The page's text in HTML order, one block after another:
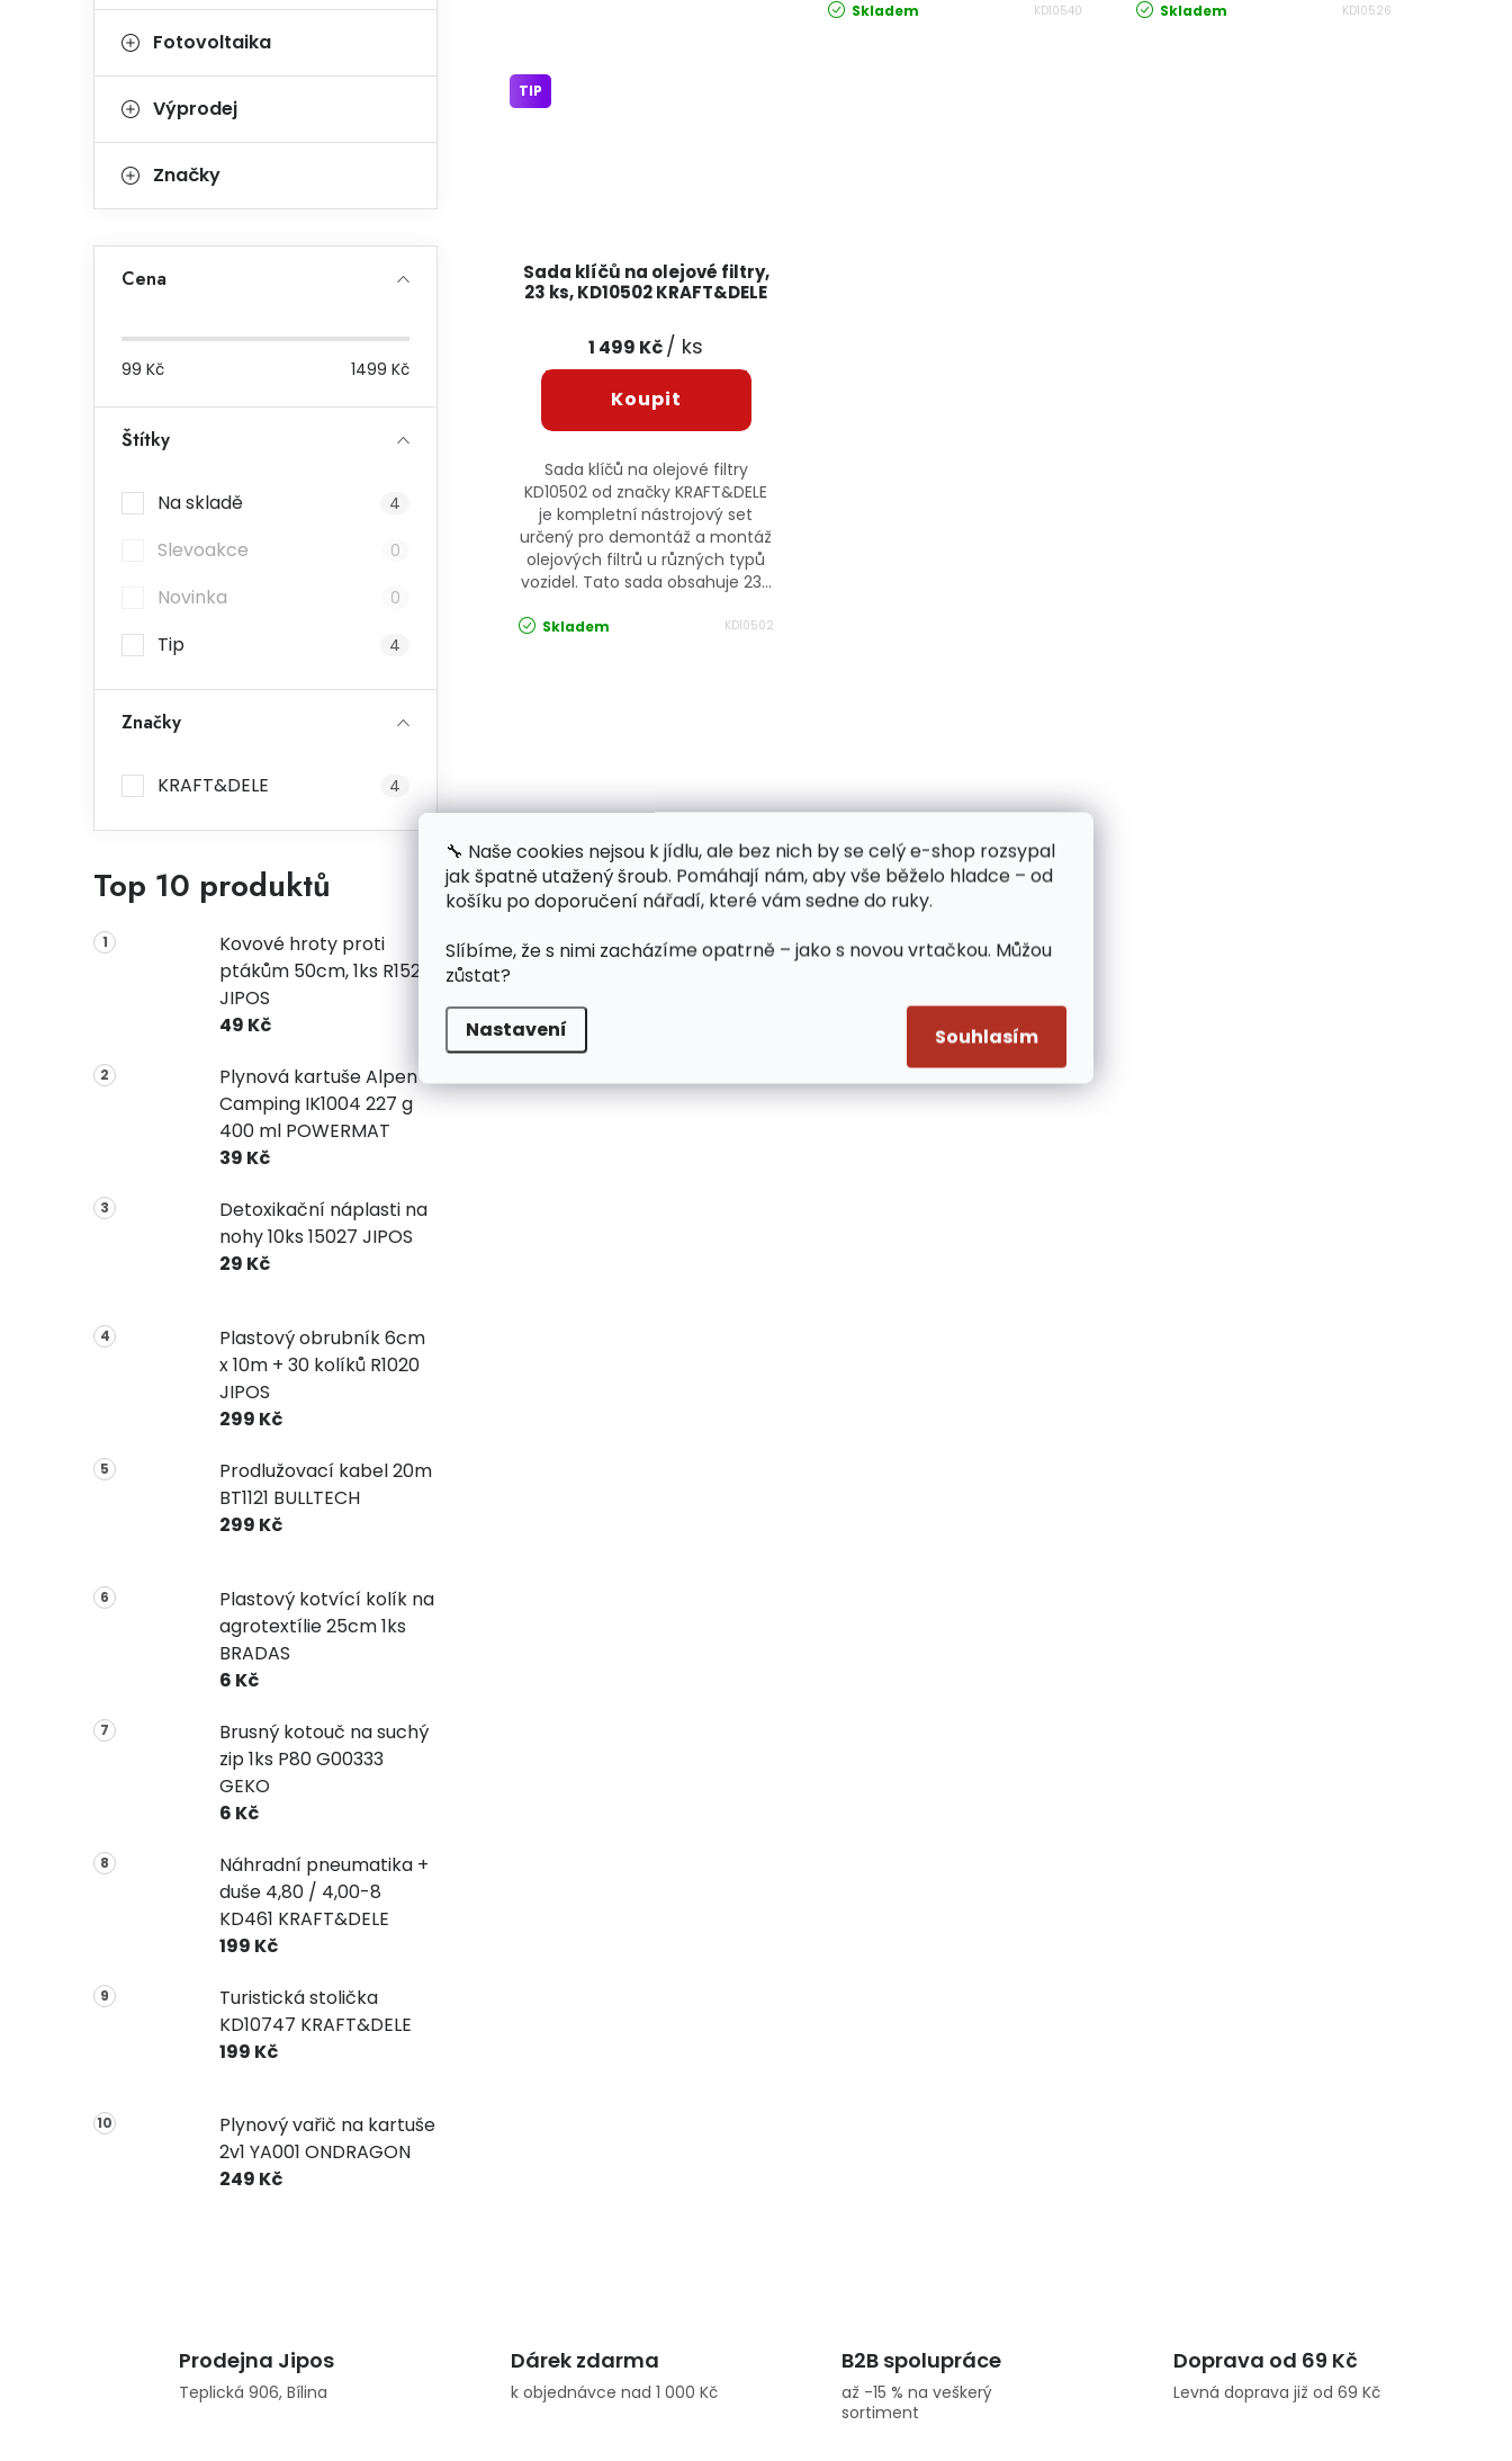
🔧 Naše cookies nejsou k jídlu, ale bez nich by se celý e-shop rozsypal
jak špatně utažený šroub. Pomáhají nám, aby vše běželo hladce – od
košíku po doporučení nářadí, které vám sedne do ruky.
Slíbíme, že s nimi zacházíme opatrně – jako s novou vrtačkou. Můžou
zůstat?
Nastavení Souhlasím
Fotovoltaika
Výprodej
Značky
Cena
99 Kč 1499 Kč
Štítky
Na skladě 4
Slevoakce 0
Novinka 0
Tip 4
Značky
KRAFT&DELE 4
Top 10 produktů
Kovové hroty proti
ptákům 50cm, 1ks R1523
JIPOS
49 Kč
Plynová kartuše Alpen
Camping IK1004 227 g
400 ml POWERMAT
39 Kč
Detoxikační náplasti na
nohy 10ks 15027 JIPOS
29 Kč
Plastový obrubník 6cm
x 10m + 30 kolíků R1020
JIPOS
299 Kč
Prodlužovací kabel 20m
BT1121 BULLTECH
299 Kč
Plastový kotvící kolík na
agrotextílie 25cm 1ks
BRADAS
6 Kč
Brusný kotouč na suchý
zip 1ks P80 G00333
GEKO
6 Kč
Náhradní pneumatika +
duše 4,80 / 4,00-8
KD461 KRAFT&DELE
199 Kč
Turistická stolička
KD10747 KRAFT&DELE
199 Kč
Plynový vařič na kartuše
2v1 YA001 ONDRAGON
249 Kč
Skladem KD10540 Skladem KD10526
Sada klíčů na olejové filtry,
23 ks, KD10502 KRAFT&DELE
TIP
1 499 Kč/ ks
Sada klíčů na olejové filtry
KD10502 od značky KRAFT&DELE
je kompletní nástrojový set
určený pro demontáž a montáž
olejových filtrů u různých typů
vozidel. Tato sada obsahuje 23...
Skladem KD10502
Prodejna Jipos
Teplická 906, Bílina
Dárek zdarma
k objednávce nad 1 000 Kč
B2B spolupráce
až -15 % na veškerý
sortiment
Doprava od 69 Kč
Levná doprava již od 69 Kč